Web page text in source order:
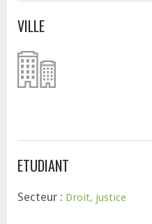
VILLE
ETUDIANT
Secteur : Droit, justice